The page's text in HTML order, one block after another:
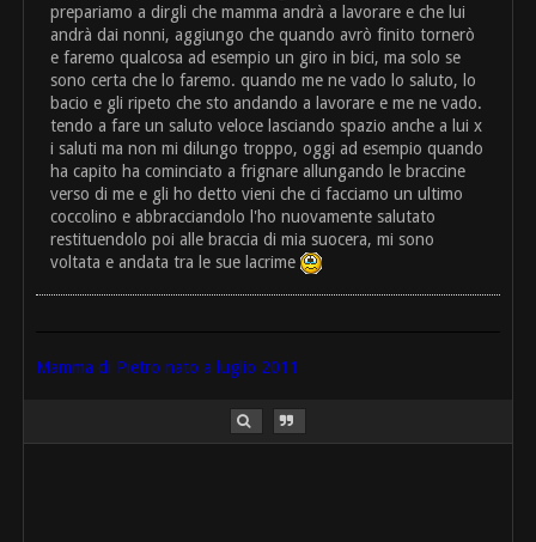
prepariamo a dirgli che mamma andrà a lavorare e che lui
andrà dai nonni, aggiungo che quando avrò finito tornerò
e faremo qualcosa ad esempio un giro in bici, ma solo se
sono certa che lo faremo. quando me ne vado lo saluto, lo
bacio e gli ripeto che sto andando a lavorare e me ne vado.
tendo a fare un saluto veloce lasciando spazio anche a lui x
i saluti ma non mi dilungo troppo, oggi ad esempio quando
ha capito ha cominciato a frignare allungando le braccine
verso di me e gli ho detto vieni che ci facciamo un ultimo
coccolino e abbracciandolo l'ho nuovamente salutato
restituendolo poi alle braccia di mia suocera, mi sono
voltata e andata tra le sue lacrime
Mamma di Pietro nato a luglio 2011